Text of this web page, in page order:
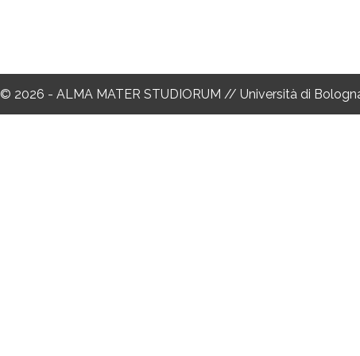
© 2026 - ALMA MATER STUDIORUM // Università di